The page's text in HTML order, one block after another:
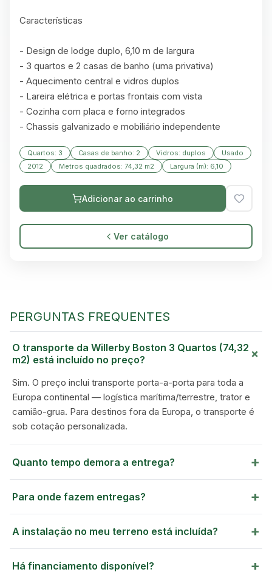
GREEN VILLAGE
MOBILE HOMES
Características
- Design de lodge duplo, 6,10 m de largura
- 3 quartos e 2 casas de banho (uma privativa)
- Aquecimento central e vidros duplos
- Lareira elétrica e portas frontais com vista
- Cozinha com placa e forno integrados
- Chassis galvanizado e mobiliário independente
Quartos: 3 Casas de banho: 2 Vidros: duplos
Usado
2012
Metros quadrados: 74,32 m2 Largura (m): 6,10
Adicionar ao carrinho
Ver catálogo
PERGUNTAS FREQUENTES
O transporte da Willerby Boston 3 Quartos (74,32
m2) está incluído no preço?
+
Sim. O preço inclui transporte porta-a-porta para toda a
Europa continental — logística marítima/terrestre, trator e
camião-grua. Para destinos fora da Europa, o transporte é
sob cotação personalizada.
Quanto tempo demora a entrega? +
Para onde fazem entregas? +
A instalação no meu terreno está incluída? +
Há financiamento disponível? +